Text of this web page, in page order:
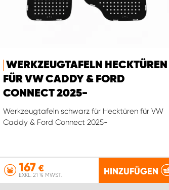
WERKZEUGTAFELN HECKTÜREN
FÜR VW CADDY & FORD
CONNECT 2025-
Werkzeugtafeln schwarz für Hecktüren für VW
Caddy & Ford Connect 2025-
167€
EXKL. 21 % MWST. HINZUFÜGEN